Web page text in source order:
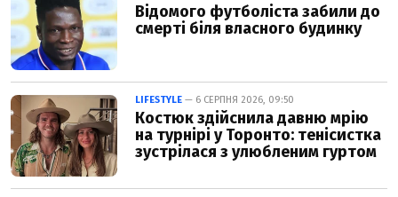
Відомого футболіста забили до
смерті біля власного будинку
LIFESTYLE — 6 СЕРПНЯ 2026, 09:50
Костюк здійснила давню мрію
на турнірі у Торонто: тенісистка
зустрілася з улюбленим гуртом